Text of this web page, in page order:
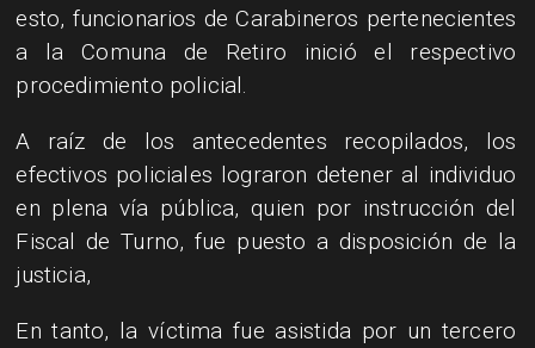
esto, funcionarios de Carabineros pertenecientes
a la Comuna de Retiro inició el respectivo
procedimiento policial.
A raíz de los antecedentes recopilados, los
efectivos policiales lograron detener al individuo
en plena vía pública, quien por instrucción del
Fiscal de Turno, fue puesto a disposición de la
justicia,
En tanto, la víctima fue asistida por un tercero